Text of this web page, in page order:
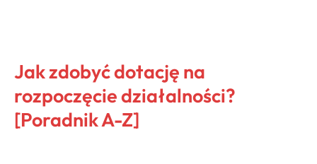
Jak zdobyć dotację na
rozpoczęcie działalności?
[Poradnik A-Z]